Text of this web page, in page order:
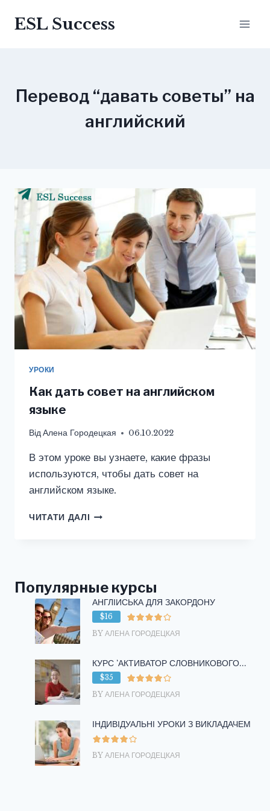
ESL Success
Перевод “давать советы” на
английский
УРОКИ
Как дать совет на английском
языке
ВідАлена Городецкая 06.10.2022
В этом уроке вы узнаете, какие фразы
используются, чтобы дать совет на
английском языке.
ЧИТАТИ ДАЛІ КАК
Популярные курсы
АНГЛІЙСЬКА ДЛЯ ЗАКОРДОНУ
$16
BY АЛЕНА ГОРОДЕЦКАЯ
КУРС ‘АКТИВАТОР СЛОВНИКОВОГО...
$35
BY АЛЕНА ГОРОДЕЦКАЯ
ІНДИВІДУАЛЬНІ УРОКИ З ВИКЛАДАЧЕМ
BY АЛЕНА ГОРОДЕЦКАЯ